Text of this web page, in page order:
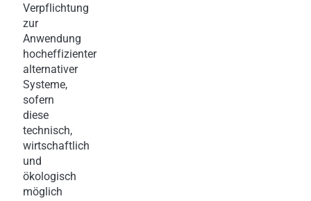
Verpflichtung
zur
Anwendung
hocheffizienter
alternativer
Systeme,
sofern
diese
technisch,
wirtschaftlich
und
ökologisch
möglich